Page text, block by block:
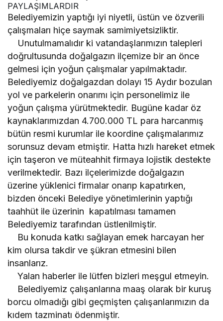
Belediyemizin yaptığı iyi niyetli, üstün ve özverili
çalışmaları hiçe saymak samimiyetsizliktir.
Unutulmamalıdır ki vatandaşlarımızın talepleri
doğrultusunda doğalgazın ilçemize bir an önce
gelmesi için yoğun çalışmalar yapılmaktadır.
Belediyemiz doğalgazdan dolayı 15 Aydır bozulan
yol ve parkelerin onarımı için personelimiz ile
yoğun çalışma yürütmektedir. Bugüne kadar öz
kaynaklarımızdan 4.700.000 TL para harcanmış
bütün resmi kurumlar ile koordine çalışmalarımız
sorunsuz devam etmiştir. Hatta hızlı hareket etmek
için taşeron ve müteahhit firmaya lojistik destekte
verilmektedir. Bazı ilçelerimizde doğalgazın
üzerine yüklenici firmalar onarıp kapatırken,
bizden önceki Belediye yönetimlerinin yaptığı
taahhüt ile üzerinin kapatılması tamamen
Belediyemiz tarafından üstlenilmiştir.
Bu konuda katkı sağlayan emek harcayan her
kim olursa takdir ve şükran etmesini bilen
insanlarız.
Yalan haberler ile lütfen bizleri meşgul etmeyin.
Belediyemiz çalışanlarına maaş olarak bir kuruş
borcu olmadığı gibi geçmişten çalışanlarımızın da
kıdem tazminatı ödenmiştir.